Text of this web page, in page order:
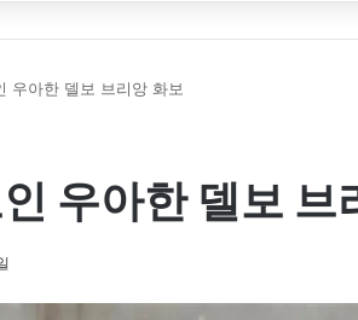
우아한 델보 브리앙 화보
우아한 델보 브